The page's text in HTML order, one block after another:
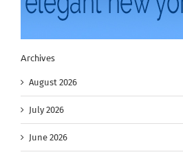
Archives
August 2026
July 2026
June 2026